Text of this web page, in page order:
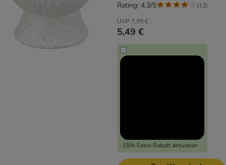
UVP 7,99 €
5,49 €
-15% Extra-Rabatt aktivieren
Rating: 4.3/5 (12)